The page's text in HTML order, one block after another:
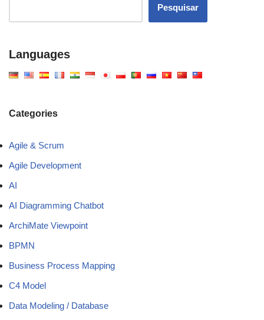
Pesquisar
Languages
Categories
Agile & Scrum
Agile Development
AI
AI Diagramming Chatbot
ArchiMate Viewpoint
BPMN
Business Process Mapping
C4 Model
Data Modeling / Database